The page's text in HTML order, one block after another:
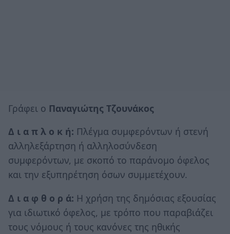
Γράφει ο Παναγιώτης Τζουνάκος
Δ ι α π λ ο κ ή: Πλέγμα συμφερόντων ή στενή
αλληλεξάρτηση ή αλληλοσύνδεση
συμφερόντων, με σκοπό το παράνομο όφελος
και την εξυπηρέτηση όσων συμμετέχουν.
Δ ι α φ θ ο ρ ά: Η χρήση της δημόσιας εξουσίας
για ιδιωτικό όφελος, με τρόπο που παραβιάζει
τους νόμους ή τους κανόνες της ηθικής